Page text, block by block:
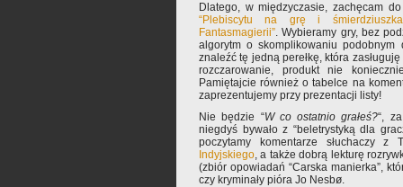
Dlatego, w międzyczasie, zachęcam
“Plebiscytu na grę i
Fantasmagierii”. Wybieramy gry, bez
algorytm o skomplikowaniu podobnym
znaleźć tę jedną perełkę, która
rozczarowanie, produkt nie
Pamiętajcie również o tabelce na
zaprezentujemy przy prezentacji listy!
Nie będzie “W co ostatnio grałeś?“,
niegdyś bywało z “beletrystyką dla
poczytamy komentarze słuchaczy
Indyjskiego, a także dobrą lekturę
(zbiór opowiadań “Carska manierka”,
czy kryminały pióra Jo Nesbø.